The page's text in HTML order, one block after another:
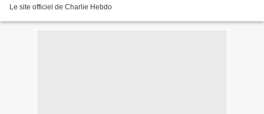
Le site officiel de Charlie Hebdo